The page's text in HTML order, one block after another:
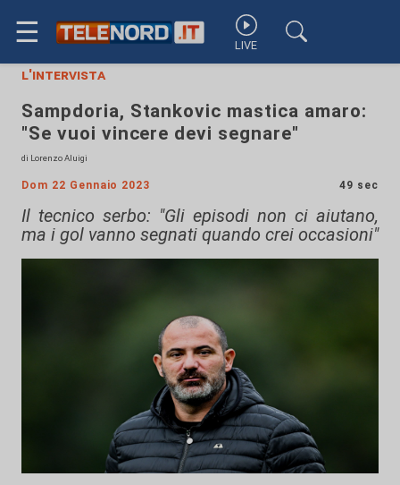
☰ LIVE
l'intervista
Sampdoria, Stankovic mastica amaro:
"Se vuoi vincere devi segnare"
di Lorenzo Aluigi
Dom 22 Gennaio 2023 49 sec
Il tecnico serbo: "Gli episodi non ci aiutano,
ma i gol vanno segnati quando crei occasioni"